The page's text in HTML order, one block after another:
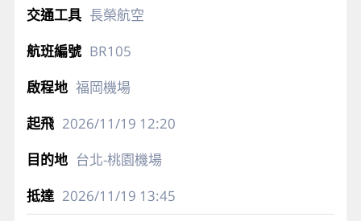
長榮航空
BR105
福岡機場
2026/11/19 12:20
台北-桃園機場
2026/11/19 13:45